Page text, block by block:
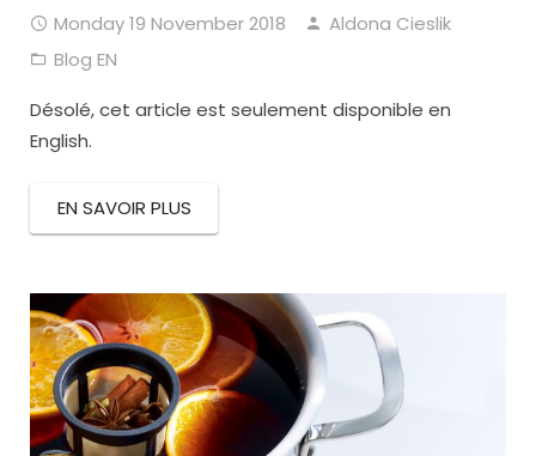
Monday 19 November 2018
Aldona Cieslik
Blog EN
Désolé, cet article est seulement disponible en
English.
EN SAVOIR PLUS